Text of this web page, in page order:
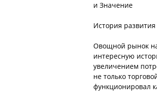
и Значение
История
Овощной рынок
интересную
увеличением
не только
функционировал